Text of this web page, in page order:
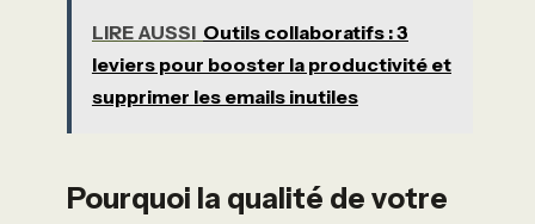
LIRE AUSSI Outils collaboratifs : 3
leviers pour booster la productivité et
supprimer les emails inutiles
Pourquoi la qualité de votre